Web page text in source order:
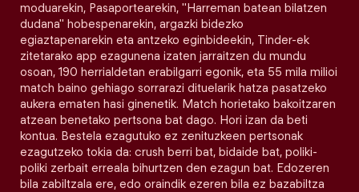
moduarekin, Pasaportearekin, "Harreman batean bilatzen
dudana" hobespenarekin, argazki bidezko
egiaztapenarekin eta antzeko eginbideekin, Tinder-ek
zitetarako app ezagunena izaten jarraitzen du mundu
osoan, 190 herrialdetan erabilgarri egonik, eta 55 mila milioi
match baino gehiago sorrarazi dituelarik hatza pasatzeko
aukera ematen hasi ginenetik. Match horietako bakoitzaren
atzean benetako pertsona bat dago. Hori izan da beti
kontua. Bestela ezagutuko ez zenituzkeen pertsonak
ezagutzeko tokia da: crush berri bat, bidaide bat, poliki-
poliki zerbait erreala bihurtzen den ezagun bat. Edozeren
bila zabiltzala ere, edo oraindik ezeren bila ez bazabiltza